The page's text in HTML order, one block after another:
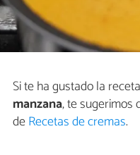
Si te ha gustado la
manzana, te sugerimos
deRecetas de cremas.